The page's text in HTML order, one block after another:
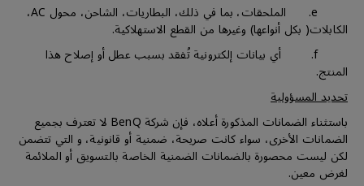
e. الملحقات، بما في ذلك، البطاريات، الشاحن، محول AC،
الكابلات( بكل أنواعها) وغيرها من القطع الاستهلاكية.
f. أي بيانات إلكترونية تُفقد بسبب عطل أو إصلاح هذا
المنتج.
تحديد المسؤولية
باستثناء الضمانات المذكورة أعلاه، فإن شركة BenQ لا تعترف بجميع
الضمانات الأخرى، سواء كانت صريحة، ضمنية أو قانونية، و التي تتضمن
لكن ليست محصورة بالضمانات الضمنية الخاصة بالتسويق أو الملائمة
لغرض معين.